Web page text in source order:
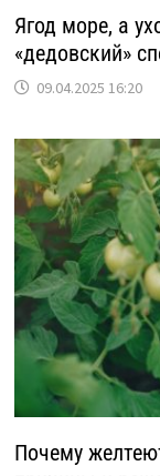
Ягод море, а
«дедовский»
09.04.2025 16:20
Почему